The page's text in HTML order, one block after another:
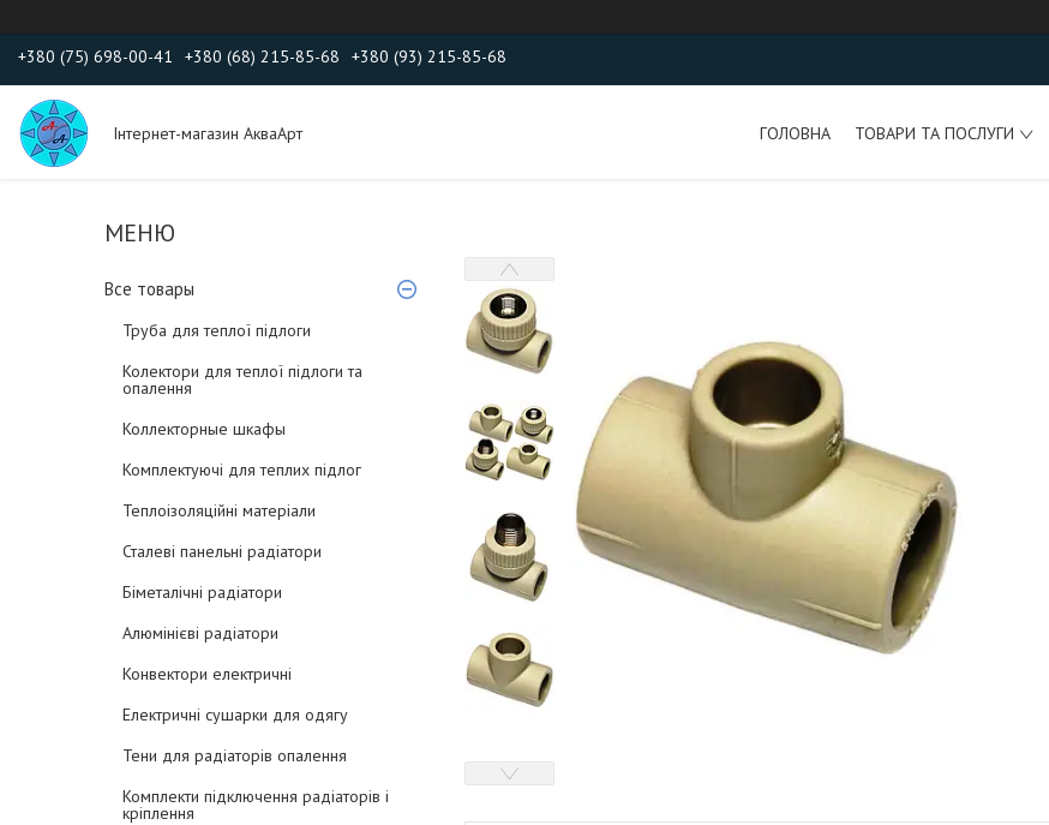
+380 (75) 698-00-41 +380 (68) 215-85-68 +380 (93) 215-85-68
Інтернет-магазин АкваАрт ГОЛОВНА ТОВАРИ ТА ПОСЛУГИ
Все товары
Труба для теплої підлоги
Колектори для теплої підлоги та
опалення
Коллекторные шкафы
Комплектуючі для теплих підлог
Теплоізоляційні матеріали
Сталеві панельні радіатори
Біметалічні радіатори
Алюмінієві радіатори
Конвектори електричні
Електричні сушарки для одягу
Тени для радіаторів опалення
Комплекти підключення радіаторів і
кріплення